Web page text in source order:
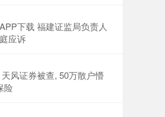
下载 福建证监局负责人
应诉
风证券被查, 50万散户懵
险